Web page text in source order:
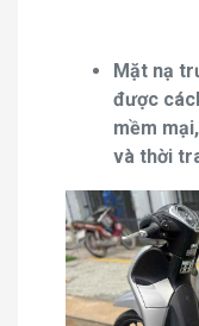
Mặt nạ
được
mềm
và thời